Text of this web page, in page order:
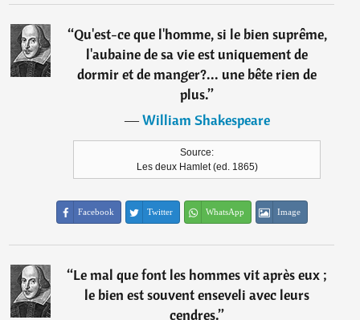
“Qu'est-ce que l'homme, si le bien suprême,
l'aubaine de sa vie est uniquement de
dormir et de manger?... une bête rien de
plus.”
―William Shakespeare
Source:
Les deux Hamlet (ed. 1865)
Facebook Twitter WhatsApp Image
“Le mal que font les hommes vit après eux ;
le bien est souvent enseveli avec leurs
cendres.”